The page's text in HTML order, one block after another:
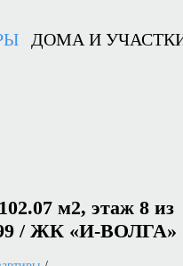
ДОМА И
м2, этаж 8 из
/ ЖК «И-ВОЛГА»